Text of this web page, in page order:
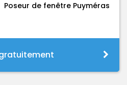
Poseur de fenêtre Puyméras